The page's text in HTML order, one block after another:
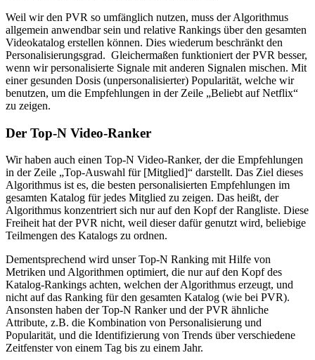
Weil wir den PVR so umfänglich nutzen, muss der Algorithmus
allgemein anwendbar sein und relative Rankings über den gesamten
Videokatalog erstellen können. Dies wiederum beschränkt den
Personalisierungsgrad. Gleichermaßen funktioniert der PVR besser,
wenn wir personalisierte Signale mit anderen Signalen mischen. Mit
einer gesunden Dosis (unpersonalisierter) Popularität, welche wir
benutzen, um die Empfehlungen in der Zeile „Beliebt auf Netflix“
zu zeigen.
Der Top-N Video-Ranker
Wir haben auch einen Top-N Video-Ranker, der die Empfehlungen
in der Zeile „Top-Auswahl für [Mitglied]“ darstellt. Das Ziel dieses
Algorithmus ist es, die besten personalisierten Empfehlungen im
gesamten Katalog für jedes Mitglied zu zeigen. Das heißt, der
Algorithmus konzentriert sich nur auf den Kopf der Rangliste. Diese
Freiheit hat der PVR nicht, weil dieser dafür genutzt wird, beliebige
Teilmengen des Katalogs zu ordnen.
Dementsprechend wird unser Top-N Ranking mit Hilfe von
Metriken und Algorithmen optimiert, die nur auf den Kopf des
Katalog-Rankings achten, welchen der Algorithmus erzeugt, und
nicht auf das Ranking für den gesamten Katalog (wie bei PVR).
Ansonsten haben der Top-N Ranker und der PVR ähnliche
Attribute, z.B. die Kombination von Personalisierung und
Popularität, und die Identifizierung von Trends über verschiedene
Zeitfenster von einem Tag bis zu einem Jahr.